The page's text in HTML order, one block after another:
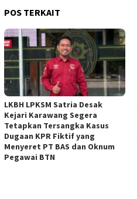
POS TERKAIT
LKBH LPKSM Satria Desak
Kejari Karawang Segera
Tetapkan Tersangka Kasus
Dugaan KPR Fiktif yang
Menyeret PT BAS dan Oknum
Pegawai BTN